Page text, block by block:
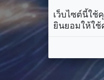
เว็บไซต์นี้ใช้
ยินยอมให้ใช้